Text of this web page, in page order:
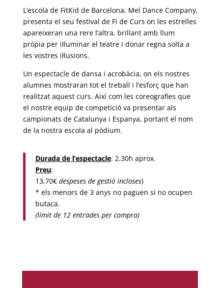
L’escola de FitKid de Barcelona, Mel Dance Company,
presenta el seu festival de Fi de Curs on les estrelles
apareixeran una rere l’altra, brillant amb llum
pròpia per il·luminar el teatre i donar regna solta a
les vostres il·lusions.
Un espectacle de dansa i acrobàcia, on els nostres
alumnes mostraran tot el treball i l’esforç que han
realitzat aquest curs. Així com les coreografies que
el nostre equip de competició va presentar als
campionats de Catalunya i Espanya, portant el nom
de la nostra escola al pòdium.
Durada de l’espectacle: 2.30h aprox.
Preu:
13,70€ despeses de gestió incloses)
* els menors de 3 anys no paguen si no ocupen
butaca.
(límit de 12 entrades per compra)